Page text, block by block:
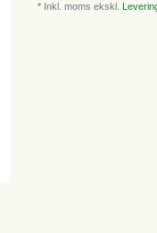
* Inkl. moms ekskl.